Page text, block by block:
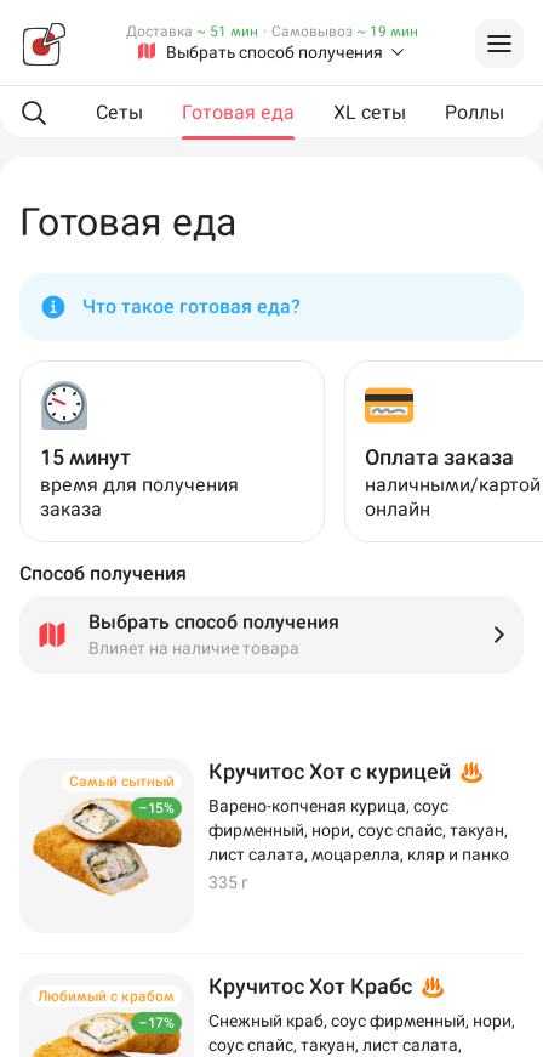
Выбрать способ получения
Доставка ~ 51 мин · Самовывоз ~ 19 мин
Сеты Готовая еда XL сеты Роллы
Готовая еда
Что такое готовая еда?
15 минут
время для получения
заказа
Оплата заказа
наличными/
онлайн
Способ получения
Выбрать способ получения
Влияет на наличие товара
–15%
Самый сытный Кручитос Хот с курицей
Варено-копченая курица, соус
фирменный, нори, соус спайс, такуан,
лист салата, моцарелла, кляр и панко
335 г
–17%
Любимый с крабом Кручитос Хот Крабс
Снежный краб, соус фирменный, нори,
соус спайс, такуан, лист салата,